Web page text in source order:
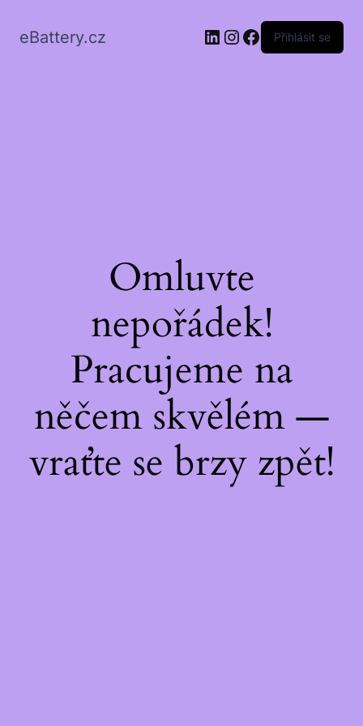
eBattery.cz LinkedIn
Instagram
Facebook
Přihlásit se
Omluvte
nepořádek!
Pracujeme na
něčem skvělém —
vraťte se brzy zpět!